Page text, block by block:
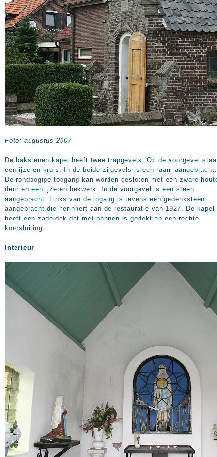
Foto: augustus 2007
De bakstenen kapel heeft twee trapgevels. Op de voorgevel
een ijzeren kruis. In de beide zijgevels is een raam aangebracht.
De rondbogige toegang kan worden gesloten met een zware
deur en een ijzeren hekwerk. In de voorgevel is een steen
aangebracht. Links van de ingang is tevens een gedenksteen
aangebracht die herinnert aan de restauratie van 1927. De kapel
heeft een zadeldak dat met pannen is gedekt en een rechte
koorsluiting.
Interieur